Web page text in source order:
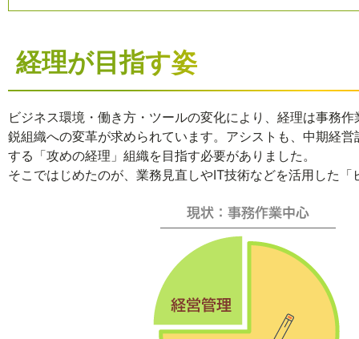
経理が目指す姿
ビジネス環境・働き方・ツールの変化により、経理は事務
鋭組織への変革が求められています。アシストも、中期経
する「攻めの経理」組織を目指す必要がありました。
そこではじめたのが、業務見直しやIT技術などを活用した